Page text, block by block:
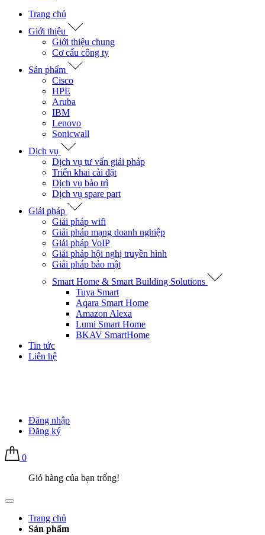
Trang chủ
Giới thiệu
Giới thiệu chung
Cơ cấu công ty
Sản phẩm
Cisco
HPE
Aruba
IBM
Lenovo
Sonicwall
Dịch vụ
Dịch vụ tư vấn giải pháp
Triển khai cài đặt
Dịch vụ bảo trì
Dịch vụ spare part
Giải pháp
Giải pháp wifi
Giải pháp mạng doanh nghiệp
Giải pháp VoIP
Giải pháp hội nghị truyền hình
Giải pháp bảo mật
Smart Home & Smart Building Solutions
Tuya Smart
Aqara Smart Home
Amazon Alexa
Lumi Smart Home
BKAV SmartHome
Tin tức
Liên hệ
Đăng nhập
Đăng ký
0
Giỏ hàng của bạn trống!
Trang chủ
Sản phẩm